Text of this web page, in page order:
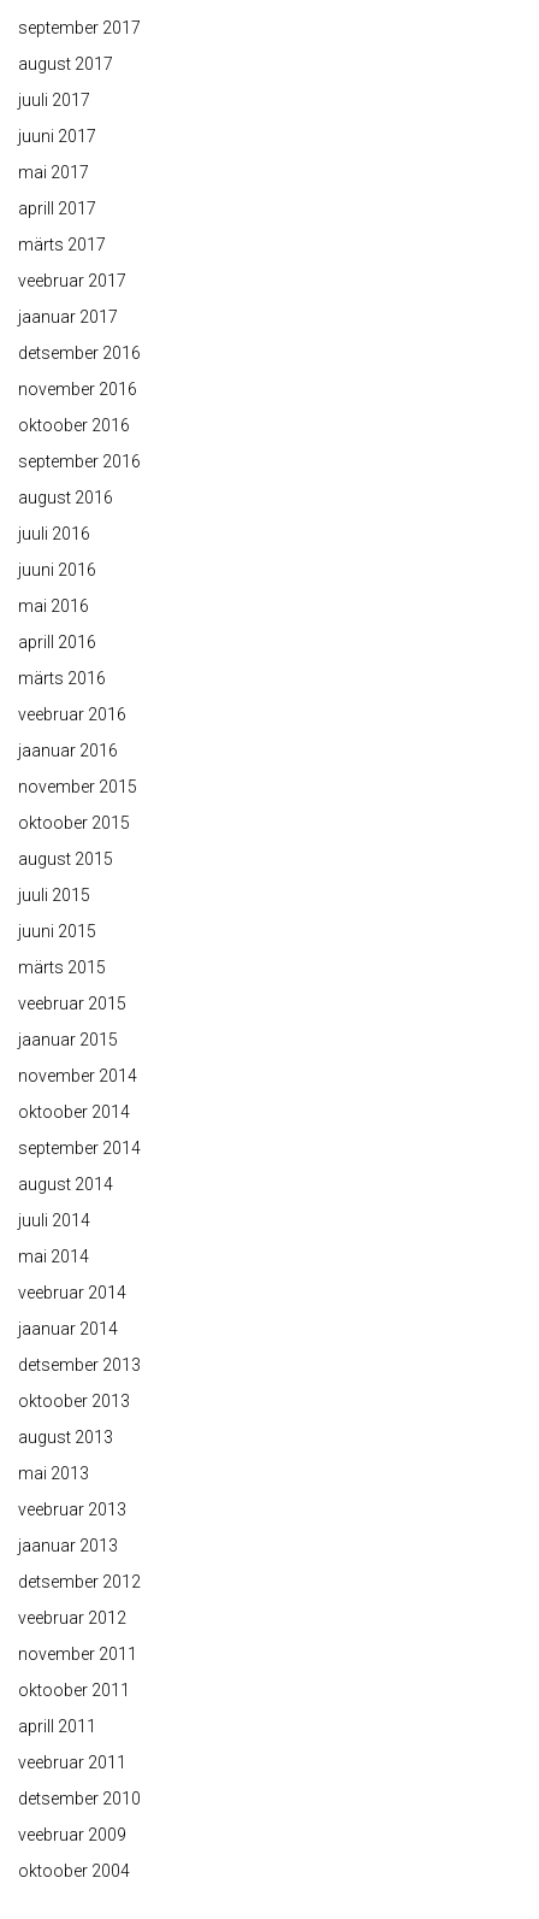
september 2017
august 2017
juuli 2017
juuni 2017
mai 2017
aprill 2017
märts 2017
veebruar 2017
jaanuar 2017
detsember 2016
november 2016
oktoober 2016
september 2016
august 2016
juuli 2016
juuni 2016
mai 2016
aprill 2016
märts 2016
veebruar 2016
jaanuar 2016
november 2015
oktoober 2015
august 2015
juuli 2015
juuni 2015
märts 2015
veebruar 2015
jaanuar 2015
november 2014
oktoober 2014
september 2014
august 2014
juuli 2014
mai 2014
veebruar 2014
jaanuar 2014
detsember 2013
oktoober 2013
august 2013
mai 2013
veebruar 2013
jaanuar 2013
detsember 2012
veebruar 2012
november 2011
oktoober 2011
aprill 2011
veebruar 2011
detsember 2010
veebruar 2009
oktoober 2004